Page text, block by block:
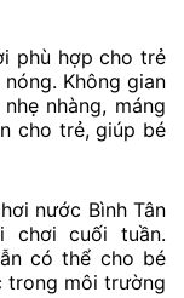
phù hợp cho trẻ
Không gian
nhàng, máng
cho trẻ, giúp bé
nước Bình Tân
chơi cuối tuần.
có thể cho bé
trong môi trường